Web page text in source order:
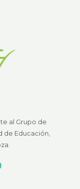
al Grupo de
de Educación,